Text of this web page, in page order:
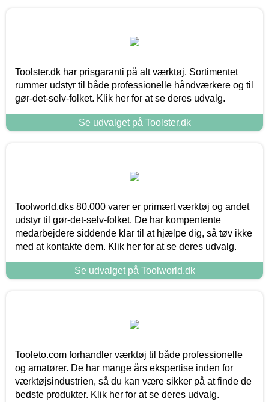
Toolster.dk har prisgaranti på alt værktøj. Sortimentet
rummer udstyr til både professionelle håndværkere og til
gør-det-selv-folket. Klik her for at se deres udvalg.
Se udvalget på Toolster.dk
Toolworld.dks 80.000 varer er primært værktøj og andet
udstyr til gør-det-selv-folket. De har kompentente
medarbejdere siddende klar til at hjælpe dig, så tøv ikke
med at kontakte dem. Klik her for at se deres udvalg.
Se udvalget på Toolworld.dk
Tooleto.com forhandler værktøj til både professionelle
og amatører. De har mange års ekspertise inden for
værktøjsindustrien, så du kan være sikker på at finde de
bedste produkter. Klik her for at se deres udvalg.